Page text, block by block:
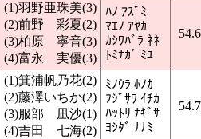
(1)羽野亜珠美(3)
(2)前野 彩夏(2)
(3)柏原 寧音(3)
(4)富永 実優(3)
ﾊﾉ ｱｽﾞﾐ
ﾏｴﾉ ｱﾔｶ
ｶｼﾜﾊﾞﾗ ﾈﾈ
ﾄﾐﾅｶﾞ ﾐﾕ
(1)箕浦帆乃花(2)
(2)藤澤いちか(2)
(3)服部 凪沙(1)
(4)吉田 七海(2)
ﾐﾉｳﾗ ﾎﾉｶ
ﾌｼﾞｻﾜ ｲﾁｶ
ﾊｯﾄﾘ ﾅｷﾞｻ
ﾖｼﾀﾞ ﾅﾅﾐ